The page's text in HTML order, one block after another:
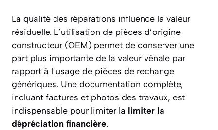
La qualité des réparations influence la valeur
résiduelle. L’utilisation de pièces d’origine
constructeur (OEM) permet de conserver une
part plus importante de la valeur vénale par
rapport à l’usage de pièces de rechange
génériques. Une documentation complète,
incluant factures et photos des travaux, est
indispensable pour limiter la limiter la
dépréciation financière.